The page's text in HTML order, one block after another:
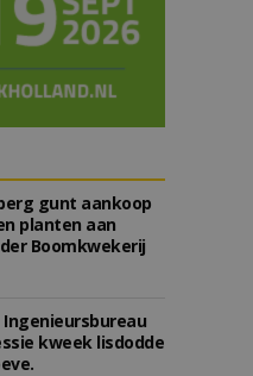
gunt aankoop
planten aan
Boomkwekerij
kweek lisdodde